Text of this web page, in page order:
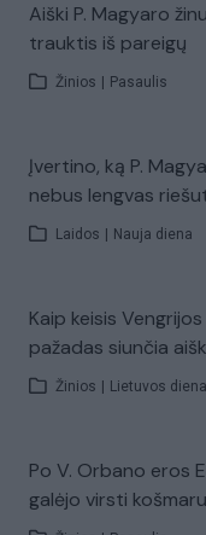
Aiški P. Magyaro
trauktis iš pareigų
Žinios Pasaulis
Įvertino, ką P.
nebus lengvas
Laidos Nauja diena
Kaip keisis
pažadas siunčia
Žinios Lietuvos diena
Po V. Orbano eros
galėjo virsti košmaru